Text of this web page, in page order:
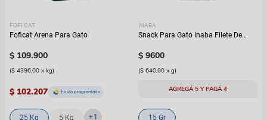
FOFI CAT
Foficat Arena Para Gato
$ 109.900
($ 4396,00 x kg)
$ 102.207 Envío programado
25 Kg 5 Kg +1
INABA
Snack Para Gato Inaba Filete De
$ 9600
($ 640,00 x g)
AGREGÁ 5 Y PAGÁ 4
15 Gr